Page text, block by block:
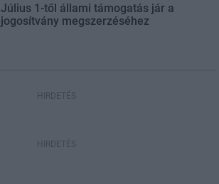
Július 1-től állami támogatás jár a
jogosítvány megszerzéséhez
HIRDETÉS
HIRDETÉS